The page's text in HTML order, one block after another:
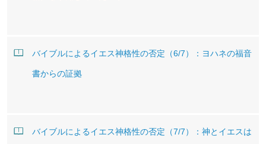
バイブルによるイエス神格性の否定（6/7）：ヨハネの福音
書からの証拠
バイブルによるイエス神格性の否定（7/7）：神とイエスは